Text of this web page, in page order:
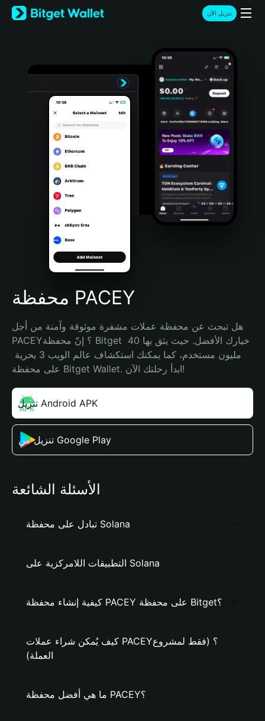
English
日本語
Türkçe
Português (Portugal)
Bahasa Indonesia
Português (Brasil)
Español (Argentina)
تنزيل الآن
محفظة PACEY
هل تبحث عن محفظة عملات مشفرة موثوقة وآمنة من أجل
PACEY؟ إنّ محفظة Bitget خيارك الأفضل. حيث يثق بها 40
على محفظة Bitget Wallet. ابدأ رحلتك الآن!
تنزيل Android APK
تنزيل من Google Play
الأسئلة الشائعة
تبادل على محفظة Solana
التطبيقات اللامركزية على Solana
كيفية إنشاء محفظة PACEY على محفظة Bitget؟
كيف يُمكن شراء عملات PACEY؟ (فقط لمشروع
العملة)
ما هي أفضل محفظة PACEY؟